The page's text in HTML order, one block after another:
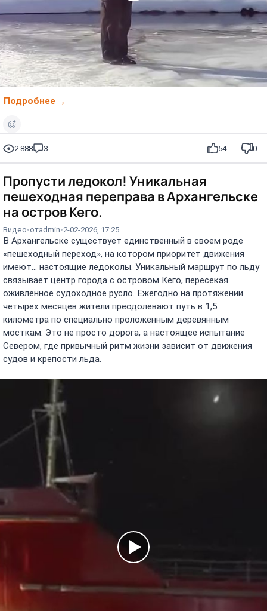
Подробнее
2 888 3 54 0
Пропусти ледокол! Уникальная
пешеходная переправа в Архангельске
на остров Кего.
Видео отadmin 2-02-2026, 17:25
В Архангельске существует единственный в своем роде
«пешеходный переход», на котором приоритет движения
имеют... настоящие ледоколы. Уникальный маршрут по льду
связывает центр города с островом Кего, пересекая
оживленное судоходное русло. Ежегодно на протяжении
четырех месяцев жители преодолевают путь в 1,5
километра по специально проложенным деревянным
мосткам. Это не просто дорога, а настоящее испытание
Севером, где привычный ритм жизни зависит от движения
судов и крепости льда.